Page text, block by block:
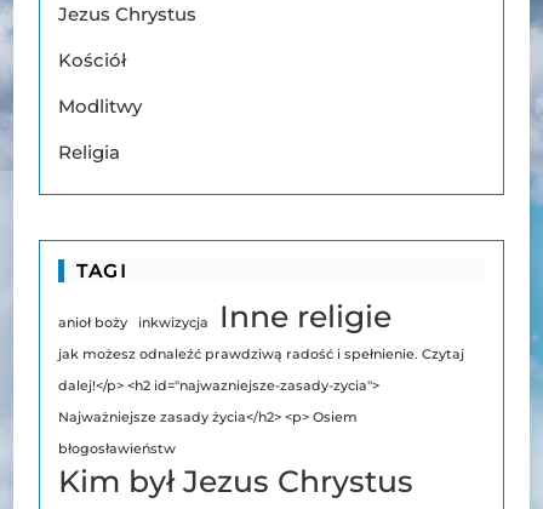
Jezus Chrystus
Kościół
Modlitwy
Religia
TAGI
anioł boży inkwizycja Inne religie
jak możesz odnaleźć prawdziwą radość i spełnienie. Czytaj
dalej!</p> <h2 id="najwazniejsze-zasady-zycia">
Najważniejsze zasady życia</h2> <p> Osiem
błogosławieństw
Kim był Jezus Chrystus